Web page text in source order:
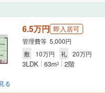
る
6.5万円 即入居可
管理費等 5,000円
敷
10万円 礼 20万円
3LDK 63m2 2階